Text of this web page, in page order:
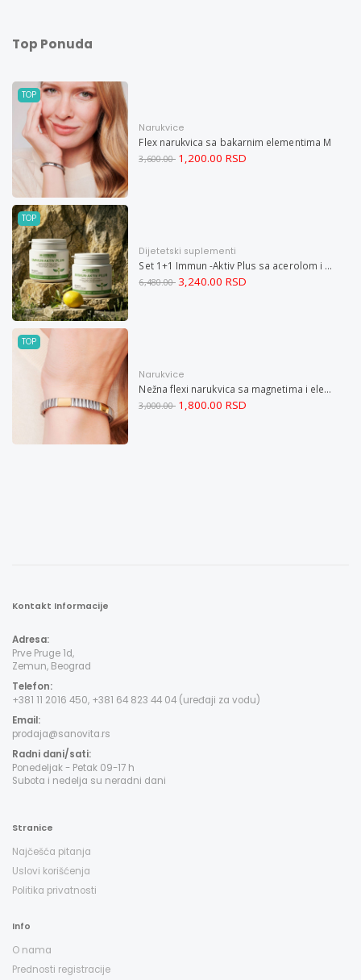
Top Ponuda
TOP
Narukvice
Flex narukvica sa bakarnim elementima M
3,600.00 1,200.00 RSD
TOP
Dijetetski suplementi
Set 1+1 Immun -Aktiv Plus sa acerolom i cinkom
6,480.00 3,240.00 RSD
TOP
Narukvice
Nežna flexi narukvica sa magnetima i elementima u boji zlata i bakrom M
3,000.00 1,800.00 RSD
Kontakt Informacije
Adresa:
Prve Pruge 1d,
Zemun, Beograd
Telefon:
+381 11 2016 450, +381 64 823 44 04 (uređaji za vodu)
Email:
prodaja@sanovita.rs
Radni dani/sati:
Ponedeljak - Petak 09-17 h
Subota i nedelja su neradni dani
Stranice
Najčešća pitanja
Uslovi korišćenja
Politika privatnosti
Info
O nama
Prednosti registracije